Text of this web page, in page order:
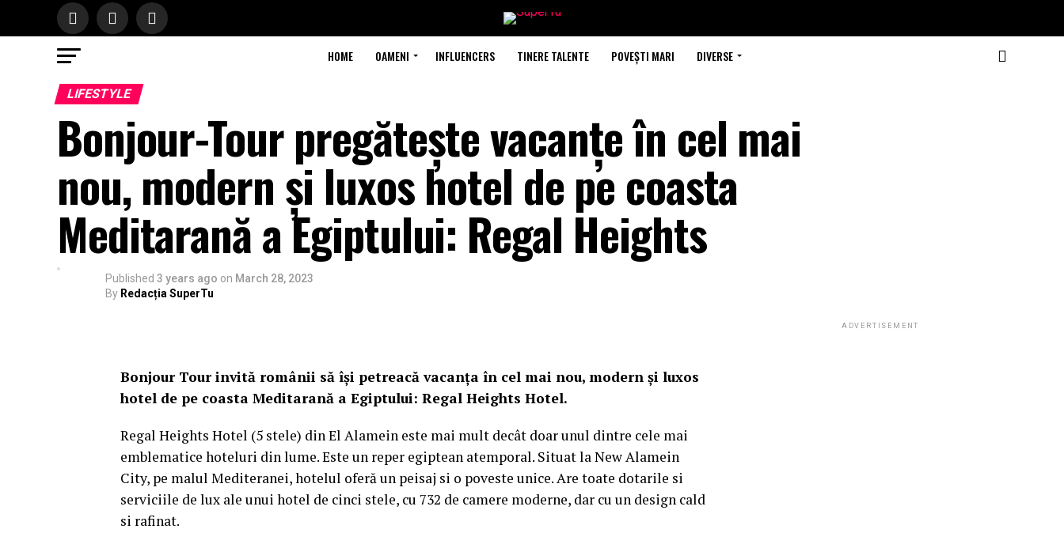
HOME OAMENI INFLUENCERS TINERE TALENTE POVEȘTI MARI DIVERSE
LIFESTYLE
Bonjour-Tour pregătește vacanțe în cel mai
nou, modern și luxos hotel de pe coasta
Meditarană a Egiptului: Regal Heights
Published 3 years ago on March 28, 2023
By Redacția SuperTu
Bonjour Tour invită românii să își petreacă vacanța în cel mai nou, modern și luxos
hotel de pe coasta Meditarană a Egiptului: Regal Heights Hotel.
Regal Heights Hotel (5 stele) din El Alamein este mai mult decât doar unul dintre cele mai
emblematice hoteluri din lume. Este un reper egiptean atemporal. Situat la New Alamein
City, pe malul Mediteranei, hotelul oferă un peisaj si o poveste unice. Are toate dotarile si
serviciile de lux ale unui hotel de cinci stele, cu 732 de camere moderne, dar cu un design cald
si rafinat.
ADVERTISEMENT